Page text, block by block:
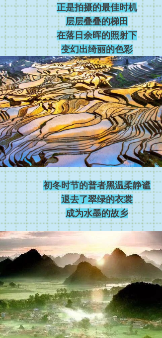
正是拍摄的最佳时机
层层叠叠的梯田
在落日余晖的照射下
变幻出绮丽的色彩
初冬时节的普者黑温柔静谧
退去了翠绿的衣裳
成为水墨的故乡